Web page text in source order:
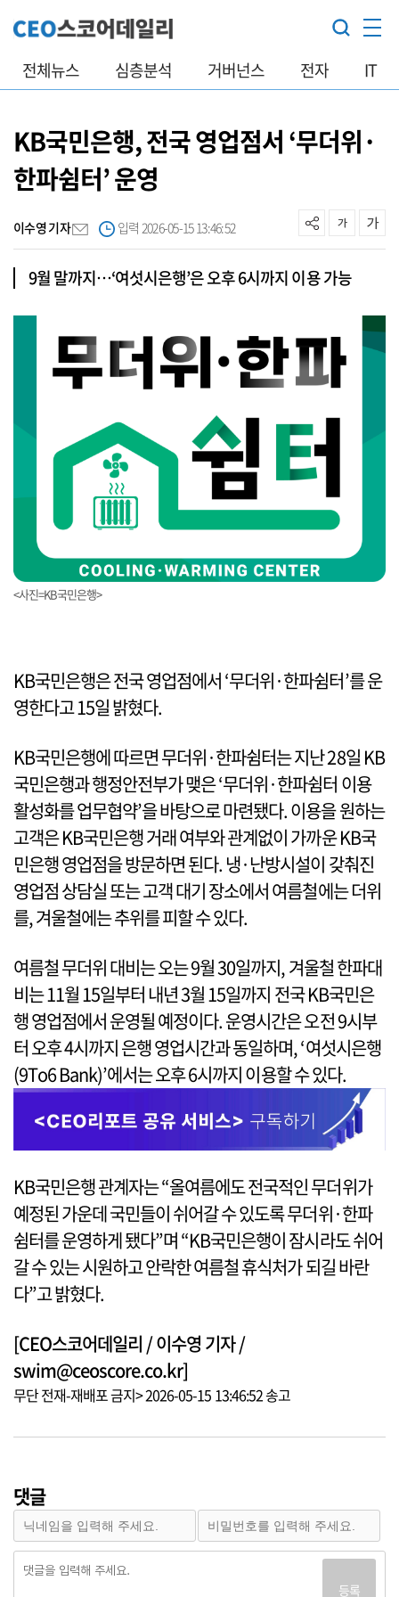
전체뉴스 심층분석 거버넌스 전자 IT
KB국민은행, 전국 영업점서 ‘무더위·
한파쉼터’ 운영
이수영 기자 입력 2026-05-15 13:46:52
9월 말까지…‘여섯시은행’은 오후 6시까지 이용 가능
<사진=KB국민은행>
KB국민은행은 전국 영업점에서 ‘무더위·한파쉼터’를 운
영한다고 15일 밝혔다.
KB국민은행에 따르면 무더위·한파쉼터는 지난 28일 KB
국민은행과 행정안전부가 맺은 ‘무더위·한파쉼터 이용
활성화를 업무협약’을 바탕으로 마련됐다. 이용을 원하는
고객은 KB국민은행 거래 여부와 관계없이 가까운 KB국
민은행 영업점을 방문하면 된다. 냉·난방시설이 갖춰진
영업점 상담실 또는 고객 대기 장소에서 여름철에는 더위
를, 겨울철에는 추위를 피할 수 있다.
여름철 무더위 대비는 오는 9월 30일까지, 겨울철 한파대
비는 11월 15일부터 내년 3월 15일까지 전국 KB국민은
행 영업점에서 운영될 예정이다. 운영시간은 오전 9시부
터 오후 4시까지 은행 영업시간과 동일하며, ‘여섯시은행
(9To6 Bank)’에서는 오후 6시까지 이용할 수 있다.
KB국민은행 관계자는 “올여름에도 전국적인 무더위가
예정된 가운데 국민들이 쉬어갈 수 있도록 무더위·한파
쉼터를 운영하게 됐다”며 “KB국민은행이 잠시라도 쉬어
갈 수 있는 시원하고 안락한 여름철 휴식처가 되길 바란
다”고 밝혔다.
[CEO스코어데일리 / 이수영 기자 /
swim@ceoscore.co.kr]
무단 전재-재배포 금지> 2026-05-15 13:46:52 송고
댓글
등록